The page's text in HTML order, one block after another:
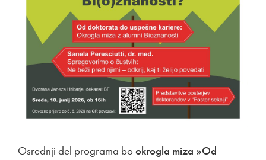
Osrednji del programa bo okrogla miza »Od